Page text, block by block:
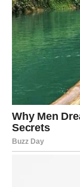
moliš. Više ne
ono što si
IZDAO
Strelčevi su
shvate jednu